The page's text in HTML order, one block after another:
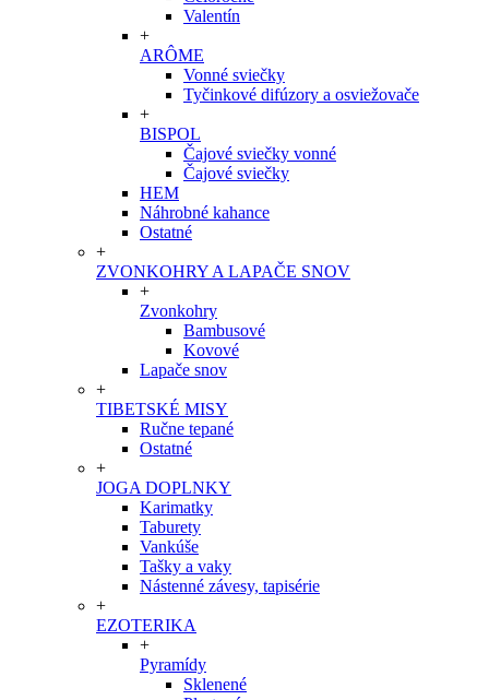
Valentín
+
ARÔME
Vonné sviečky
Tyčinkové difúzory a osviežovače
+
BISPOL
Čajové sviečky vonné
Čajové sviečky
HEM
Náhrobné kahance
Ostatné
+
ZVONKOHRY A LAPAČE SNOV
+
Zvonkohry
Bambusové
Kovové
Lapače snov
+
TIBETSKÉ MISY
Ručne tepané
Ostatné
+
JOGA DOPLNKY
Karimatky
Taburety
Vankúše
Tašky a vaky
Nástenné závesy, tapisérie
+
EZOTERIKA
+
Pyramídy
Sklenené